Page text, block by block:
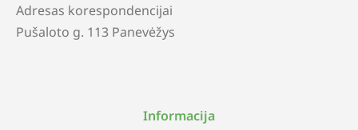
Adresas korespondencijai
Pušaloto g. 113 Panevėžys
Informacija